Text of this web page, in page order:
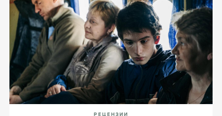
РЕЦЕНЗИИ
Рецензия на фильм «Интерстеллар»
7 ноября 2014